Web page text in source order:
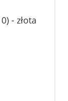
- złota